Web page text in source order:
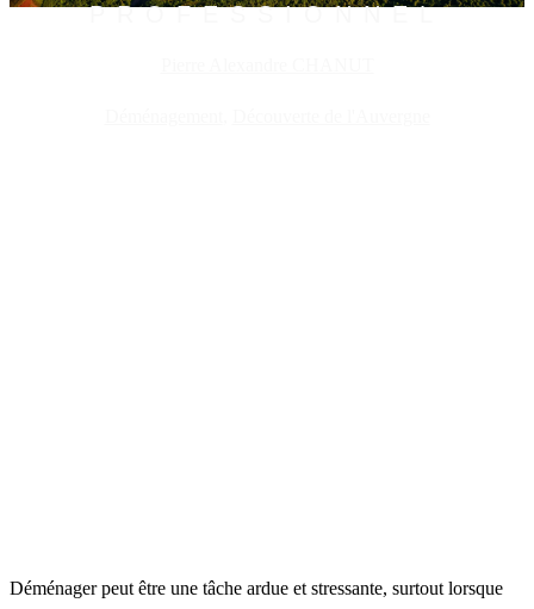
PROFESSIONNEL
Déménager peut être une tâche ardue et stressante, surtout lorsque